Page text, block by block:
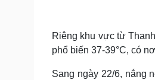
Riêng khu vực từ
phổ biến 37-39°C, có
Sang ngày 22/6, nắng